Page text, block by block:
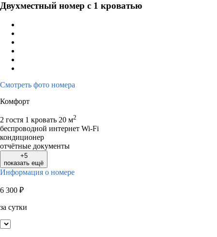
Двухместный номер с 1 кроватью
Смотреть фото номера
Комфорт
2 гостя 1 кровать 20 м2
беспроводной интернет Wi-Fi
кондиционер
отчётные документы
+5
показать ещё
Информация о номере
6 300 ₽
за сутки